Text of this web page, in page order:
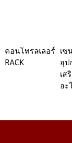
คอนโทรลเลอร์
RACK
เซ
อุ
เส
อะ